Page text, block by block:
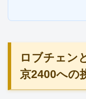
ロブチェン
京2400への